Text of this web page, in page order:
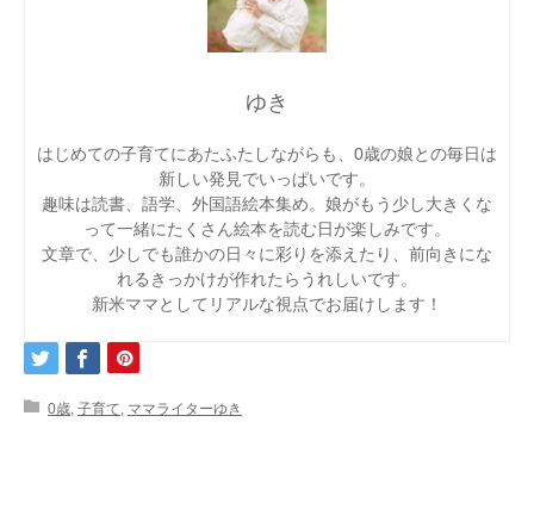
ゆき
はじめての子育てにあたふたしながらも、0歳の娘との毎日は
新しい発見でいっぱいです。
趣味は読書、語学、外国語絵本集め。娘がもう少し大きくな
って一緒にたくさん絵本を読む日が楽しみです。
文章で、少しでも誰かの日々に彩りを添えたり、前向きにな
れるきっかけが作れたらうれしいです。
新米ママとしてリアルな視点でお届けします！
0歳 子育て ママライターゆき